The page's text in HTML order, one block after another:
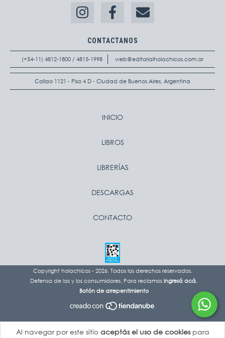
Al navegar por este sitio aceptás el uso de cookiespara
CONTACTANOS
(+54-11) 4812-1800 / 4815-1998 web@editorialholachicos.com.ar
Callao 1121 - Piso 4 D - Ciudad de Buenos Aires, Argentina
INICIO
LIBROS
LIBRERÍAS
DESCARGAS
CONTACTO
Copyright holachicos - 2026. Todos los derechos reservados.
Defensa de las y los consumidores. Para reclamosingresá acá.
Botón de arrepentimiento